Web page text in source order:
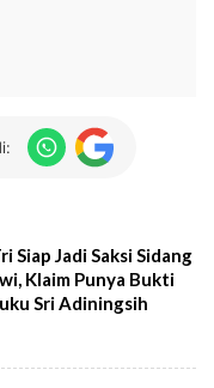
Siap Jadi Saksi Sidang
Klaim Punya Bukti
Sri Adiningsih